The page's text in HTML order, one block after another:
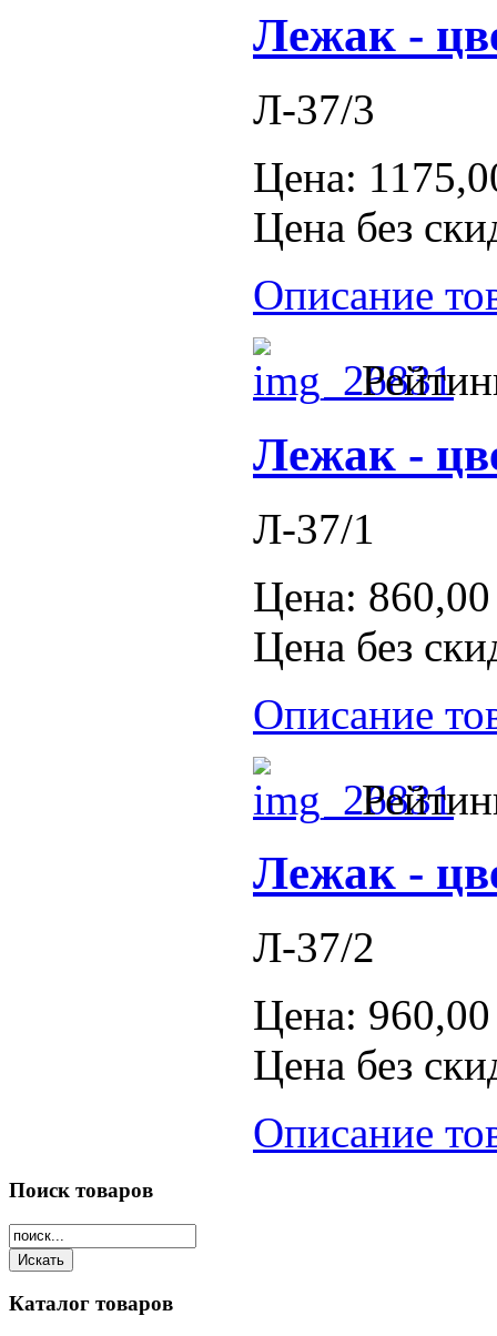
Лежак -
Л-37/3
Цена:
Цена без
Описание
Лежак -
Л-37/1
Цена:
Цена без
Описание
Лежак -
Л-37/2
Цена:
Цена без
Описание
Поиск товаров
Каталог товаров